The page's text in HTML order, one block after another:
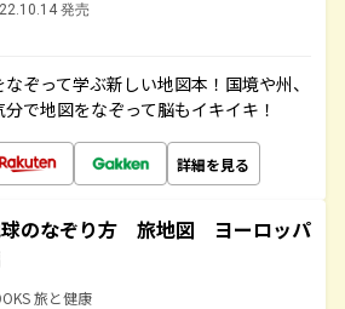
発売
ぞって学ぶ新しい地図本！国境や州、
で地図をなぞって脳もイキイキ！
詳細を見る
のなぞり方 旅地図 ヨーロッパ
旅と健康